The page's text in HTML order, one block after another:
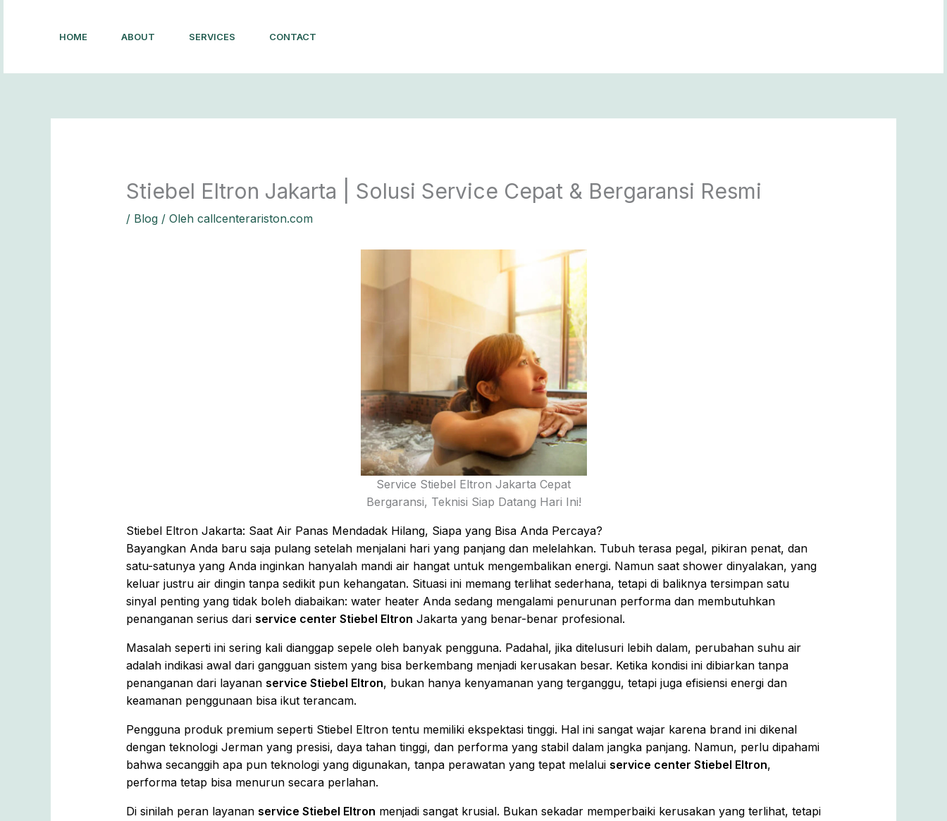
HOME ABOUT SERVICES CONTACT
Stiebel Eltron Jakarta | Solusi Service Cepat & Bergaransi Resmi
/ Blog/ Oleh callcenterariston.com
Service Stiebel Eltron Jakarta Cepat
Bergaransi, Teknisi Siap Datang Hari Ini!
Stiebel Eltron Jakarta: Saat Air Panas Mendadak Hilang, Siapa yang Bisa Anda Percaya?
Bayangkan Anda baru saja pulang setelah menjalani hari yang panjang dan melelahkan. Tubuh terasa pegal, pikiran penat, dan
satu-satunya yang Anda inginkan hanyalah mandi air hangat untuk mengembalikan energi. Namun saat shower dinyalakan, yang
keluar justru air dingin tanpa sedikit pun kehangatan. Situasi ini memang terlihat sederhana, tetapi di baliknya tersimpan satu
sinyal penting yang tidak boleh diabaikan: water heater Anda sedang mengalami penurunan performa dan membutuhkan
penanganan serius dari service center Stiebel Eltron Jakarta yang benar-benar profesional.
Masalah seperti ini sering kali dianggap sepele oleh banyak pengguna. Padahal, jika ditelusuri lebih dalam, perubahan suhu air
adalah indikasi awal dari gangguan sistem yang bisa berkembang menjadi kerusakan besar. Ketika kondisi ini dibiarkan tanpa
penanganan dari layanan service Stiebel Eltron, bukan hanya kenyamanan yang terganggu, tetapi juga efisiensi energi dan
keamanan penggunaan bisa ikut terancam.
Pengguna produk premium seperti Stiebel Eltron tentu memiliki ekspektasi tinggi. Hal ini sangat wajar karena brand ini dikenal
dengan teknologi Jerman yang presisi, daya tahan tinggi, dan performa yang stabil dalam jangka panjang. Namun, perlu dipahami
bahwa secanggih apa pun teknologi yang digunakan, tanpa perawatan yang tepat melalui service center Stiebel Eltron,
performa tetap bisa menurun secara perlahan.
Di sinilah peran layanan service Stiebel Eltron menjadi sangat krusial. Bukan sekadar memperbaiki kerusakan yang terlihat, tetapi